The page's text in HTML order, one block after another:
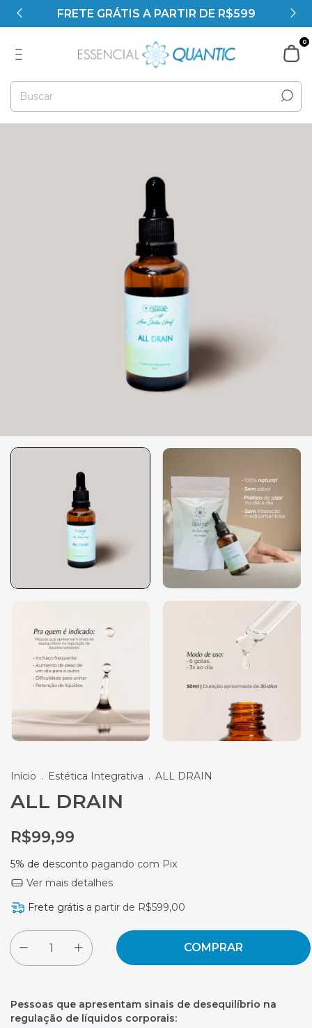
0
FRETE GRÁTIS A PARTIR DE R$599
Início . Estética Integrativa . ALL DRAIN
ALL DRAIN
R$99,99
5% de desconto pagando com Pix
Ver mais detalhes
Frete grátis a partir de R$599,00
Pessoas que apresentam sinais de desequilíbrio na
regulação de líquidos corporais: